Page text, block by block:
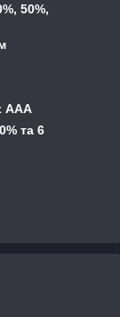
50%,
ААА
та 6